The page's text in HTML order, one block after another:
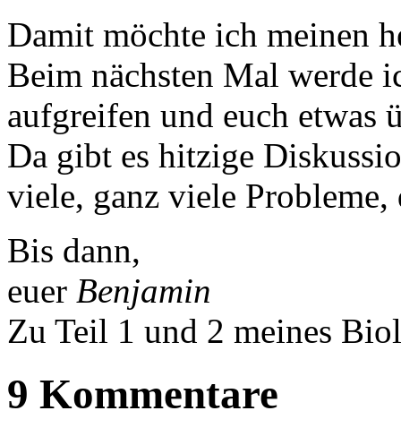
Damit möchte ich meinen
Beim nächsten Mal werde
aufgreifen und euch etwas
Da gibt es hitzige
viele, ganz viele
Bis dann,
euer Benjamin
Zu Teil 1 und 2 meines
9 Kommentare